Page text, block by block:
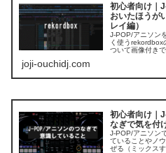
初心者向け｜
おいたほうが
レイ編）
J-POP/アニソン
く使うrekordbox
ついて画像付き
joji-ouchidj.com
初心者向け｜
なぎで気を付
J-POP/アニソン
ていることやノ
ぜる（ミックス